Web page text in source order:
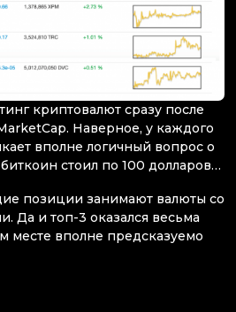
криптовалют сразу после
Наверное, у каждого
вполне логичный вопрос о
стоил по 100 долларов…
позиции занимают валюты со
Да и топ-3 оказался весьма
месте вполне предсказуемо